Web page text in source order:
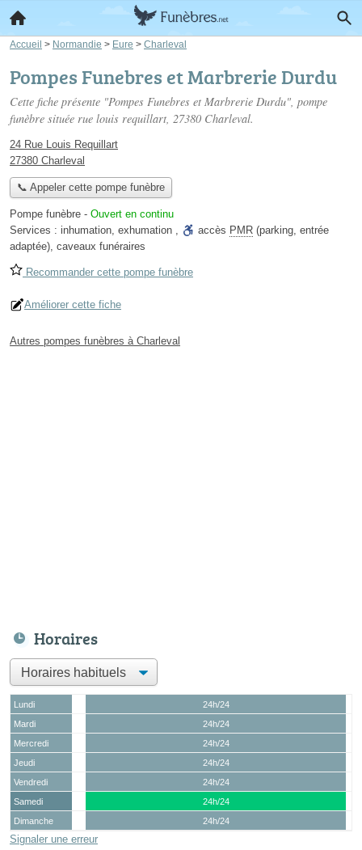
Accueil > Normandie > Eure > Charleval
Pompes Funebres et Marbrerie Durdu
Cette fiche présente "Pompes Funebres et Marbrerie Durdu", pompe
funèbre située rue louis requillart, 27380 Charleval.
24 Rue Louis Requillart
27380 Charleval
📞 Appeler cette pompe funèbre
Pompe funèbre - Ouvert en continu
Services : inhumation, exhumation , accès PMR (parking, entrée
adaptée), caveaux funéraires
Recommander cette pompe funèbre
Améliorer cette fiche
Autres pompes funèbres à Charleval
Horaires
Lundi
24h/24
Mardi
24h/24
Mercredi
24h/24
Jeudi
24h/24
Vendredi
24h/24
Samedi
24h/24
Dimanche
24h/24
Signaler une erreur